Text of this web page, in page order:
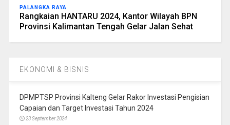
PALANGKA RAYA
Rangkaian HANTARU 2024, Kantor Wilayah BPN
Provinsi Kalimantan Tengah Gelar Jalan Sehat
EKONOMI & BISNIS
DPMPTSP Provinsi Kalteng Gelar Rakor Investasi Pengisian
Capaian dan Target Investasi Tahun 2024
23 September 2024